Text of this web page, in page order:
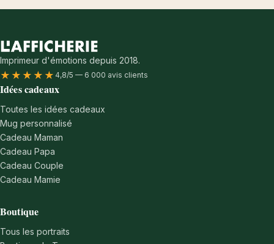
Imprimeur d'émotions depuis 2018.
★★★★★ 4,8/5 — 6 000 avis clients
Idées cadeaux
Toutes les idées cadeaux
Mug personnalisé
Cadeau Maman
Cadeau Papa
Cadeau Couple
Cadeau Mamie
Boutique
Tous les portraits